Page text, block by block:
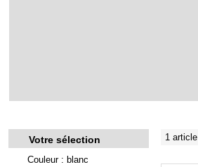
Votre sélection
Couleur : blanc
1 article